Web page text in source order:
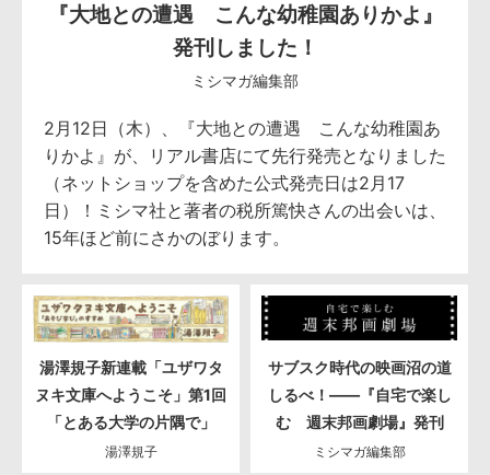
『大地との遭遇 こんな幼稚園ありかよ』
発刊しました！
ミシマガ編集部
2月12日（木）、『大地との遭遇 こんな幼稚園あ
りかよ』が、リアル書店にて先行発売となりました
（ネットショップを含めた公式発売日は2月17
日）！ミシマ社と著者の税所篤快さんの出会いは、
15年ほど前にさかのぼります。
湯澤規子新連載「ユザワタ
ヌキ文庫へようこそ」第1回
「とある大学の片隅で」
湯澤規子
サブスク時代の映画沼の道
しるべ！――『自宅で楽し
む 週末邦画劇場』発刊
ミシマガ編集部